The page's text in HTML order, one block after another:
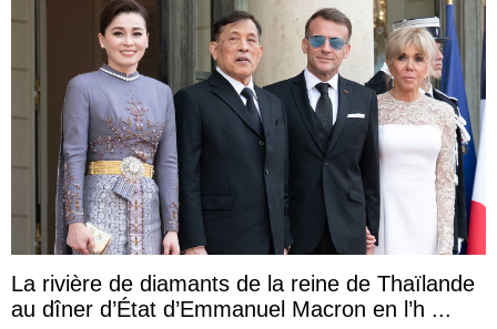
La rivière de diamants de la reine de Thaïlande
au dîner d’État d’Emmanuel Macron en l’h ...